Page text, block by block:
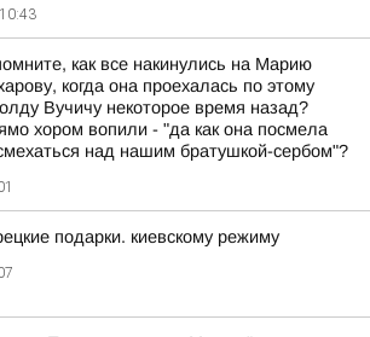
10:43
как все накинулись на Марию
когда она проехалась по этому
Вучичу некоторое время назад?
хором вопили - "да как она посмела
над нашим братушкой-сербом"?
подарки. киевскому режиму